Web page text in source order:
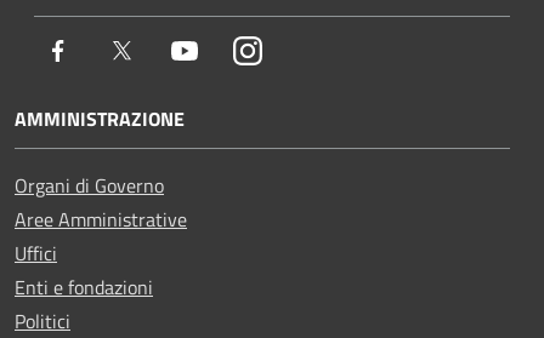
Facebook Twitter YoutubeInstagram
AMMINISTRAZIONE
Organi di Governo
Aree Amministrative
Uffici
Enti e fondazioni
Politici